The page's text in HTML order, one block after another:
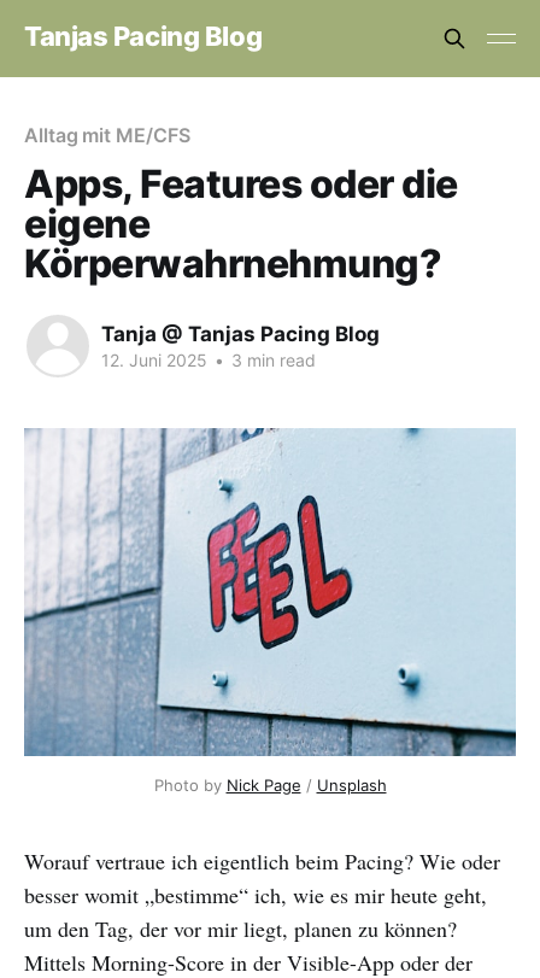
Tanjas Pacing Blog
Alltag mit ME/CFS
Apps, Features oder die
eigene
Körperwahrnehmung?
Tanja @ Tanjas Pacing Blog
12. Juni 2025 • 3 min read
Photo by Nick Page / Unsplash
Worauf vertraue ich eigentlich beim Pacing? Wie oder
besser womit „bestimme“ ich, wie es mir heute geht,
um den Tag, der vor mir liegt, planen zu können?
Mittels Morning-Score in der Visible-App oder der